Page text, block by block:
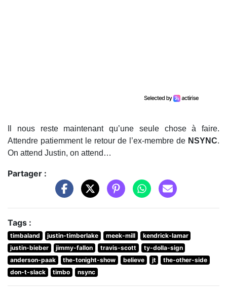
Il nous reste maintenant qu’une seule chose à faire.
Attendre patiemment le retour de l’ex-membre de NSYNC.
On attend Justin, on attend…
Partager :
Tags :
timbaland justin-timberlake meek-mill
kendrick-lamar
justin-bieber
jimmy-fallon travis-scott
ty-dolla-sign
anderson-paak
the-tonight-show believe jt
the-other-side
don-t-slack
timbo nsync